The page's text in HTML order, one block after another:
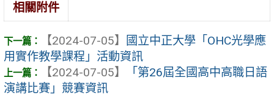
相關附件
【2024-07-05】
國立中正大學「OHC光學應
用實作教學課程」活動資訊
【2024-07-05】
「第26屆全國高中高職日語
演講比賽」競賽資訊